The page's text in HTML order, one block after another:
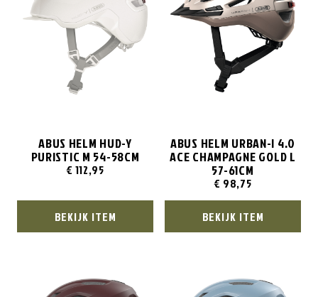
ABUS HELM HUD-Y
PURISTIC M 54-58CM
€ 112,95
BEKIJK ITEM
ABUS HELM URBAN-I 4.0
ACE CHAMPAGNE GOLD L
57-61CM
€ 98,75
BEKIJK ITEM